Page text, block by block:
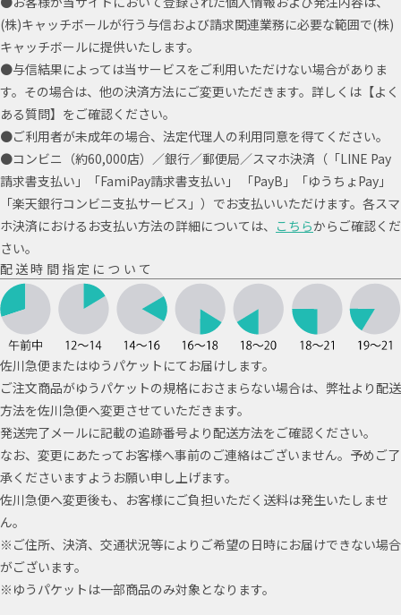
(株)キャッチボールが行う与信および請求関連業務に必要な範囲で(株)
キャッチボールに提供いたします。
●与信結果によっては当サービスをご利用いただけない場合がありま
す。その場合は、他の決済方法にご変更いただきます。詳しくは【よく
ある質問】をご確認ください。
●ご利用者が未成年の場合、法定代理人の利用同意を得てください。
●コンビニ（約60,000店）／銀行／郵便局／スマホ決済（「LINE Pay
請求書支払い」「FamiPay請求書支払い」 「PayB」「ゆうちょPay」
「楽天銀行コンビニ支払サービス」）でお支払いいただけます。各スマ
ホ決済におけるお支払い方法の詳細については、 こちらからご確認くだ
さい。
配送時間指定について
佐川急便またはゆうパケットにてお届けします。
ご注文商品がゆうパケットの規格におさまらない場合は、弊社より配送
方法を佐川急便へ変更させていただきます。
発送完了メールに記載の追跡番号より配送方法をご確認ください。
なお、変更にあたってお客様へ事前のご連絡はございません。予めご了
承くださいますようお願い申し上げます。
佐川急便へ変更後も、お客様にご負担いただく送料は発生いたしませ
ん。
※ご住所、決済、交通状況等によりご希望の日時にお届けできない場合
がございます。
※ゆうパケットは一部商品のみ対象となります。